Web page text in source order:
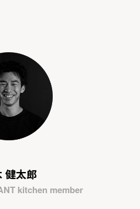
健太郎
kitchen member